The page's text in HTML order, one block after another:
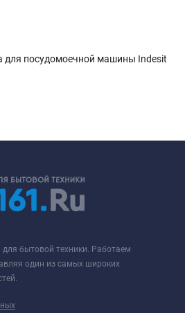
для посудомоечной машины Indesit
для бытовой техники. Работаем
один из самых широких